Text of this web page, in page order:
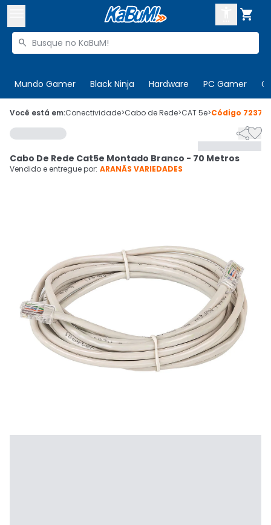

Buscar produtos

Mundo Gamer Black Ninja Hardware PC Gamer
 Olá. Acesse sua conta
 Departamentos
Cupons
CADASTRE-SE
Você está em:Conectividade>Cabo de Rede>CAT 5e>Código

Cabo De Rede Cat5e Montado Branco - 70 Metros
Vendido e entregue por: ARANÃS VARIEDADES